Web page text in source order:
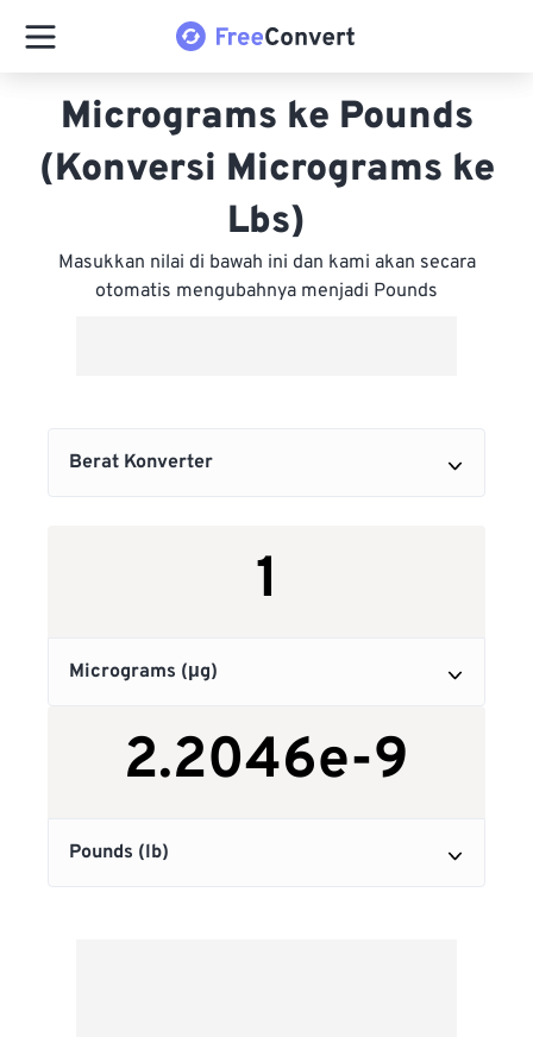
Micrograms ke Pounds
(Konversi Micrograms ke
Lbs)
Masukkan nilai di bawah ini dan kami akan secara
otomatis mengubahnya menjadi Pounds